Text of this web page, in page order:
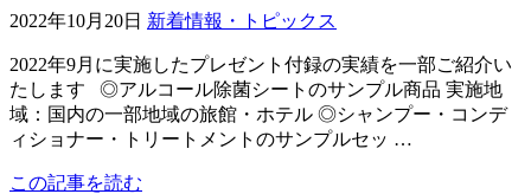
2022年10月20日 新着情報・トピックス
2022年9月に実施したプレゼント付録の実績を一部ご紹介い
たします ◎アルコール除菌シートのサンプル商品 実施地
域：国内の一部地域の旅館・ホテル ◎シャンプー・コンデ
ィショナー・トリートメントのサンプルセッ …
この記事を読む